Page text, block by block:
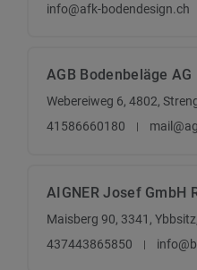
info@afk-bodendesign.ch
AGB Bodenbeläge AG
Webereiweg 6, 4802,
41586660180
AIGNER Josef GmbH
Maisberg 90, 3341,
437443865850